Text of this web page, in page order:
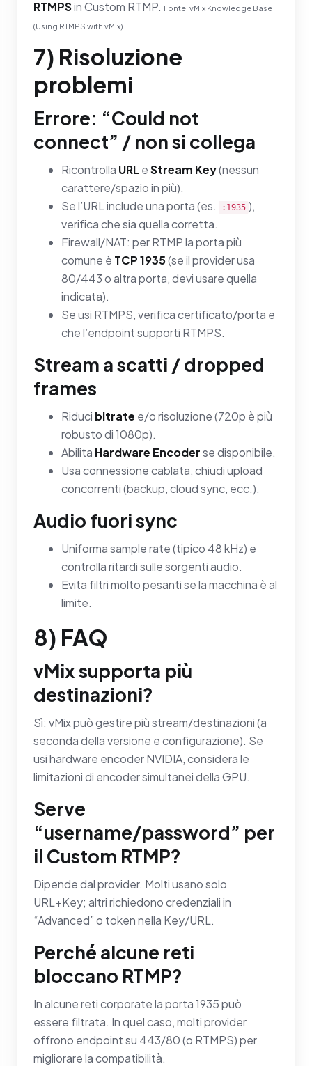
RTMPSin Custom RTMP. Fonte: vMix Knowledge Base
(Using RTMPS with vMix).
7) Risoluzione
problemi
Errore: “Could not
connect” / non si collega
Ricontrolla URLeStream Key(nessun
carattere/spazio in più).
Se l’URL include una porta (es.
:1935 ),
verifica che sia quella corretta.
Firewall/NAT: per RTMP la porta più
comune è TCP 1935(se il provider usa
80/443 o altra porta, devi usare quella
indicata).
Se usi RTMPS, verifica certificato/porta e
che l’endpoint supporti RTMPS.
Stream a scatti / dropped
frames
Riduci bitrate e/o risoluzione (720p è più
robusto di 1080p).
Abilita Hardware Encoderse disponibile.
Usa connessione cablata, chiudi upload
concorrenti (backup, cloud sync, ecc.).
Audio fuori sync
Uniforma sample rate (tipico 48 kHz) e
controlla ritardi sulle sorgenti audio.
Evita filtri molto pesanti se la macchina è al
limite.
8) FAQ
vMix supporta più
destinazioni?
Sì: vMix può gestire più stream/destinazioni (a
seconda della versione e configurazione). Se
usi hardware encoder NVIDIA, considera le
limitazioni di encoder simultanei della GPU.
Serve
“username/password” per
il Custom RTMP?
Dipende dal provider. Molti usano solo
URL+Key; altri richiedono credenziali in
“Advanced” o token nella Key/URL.
Perché alcune reti
bloccano RTMP?
In alcune reti corporate la porta 1935 può
essere filtrata. In quel caso, molti provider
offrono endpoint su 443/80 (o RTMPS) per
migliorare la compatibilità.